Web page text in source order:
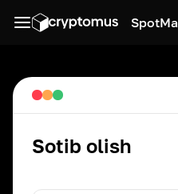
Spot
Sotib olish